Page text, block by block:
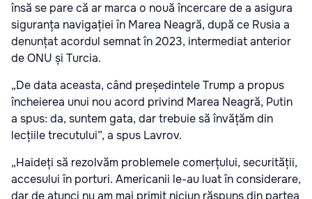
însă se pare că ar marca o nouă încercare de a asigura
siguranța navigației în Marea Neagră, după ce Rusia a
denunțat acordul semnat în 2023, intermediat anterior
de ONU și Turcia.
„De data aceasta, când președintele Trump a propus
încheierea unui nou acord privind Marea Neagră, Putin
a spus: da, suntem gata, dar trebuie să învățăm din
lecțiile trecutului”, a spus Lavrov.
„Haideți să rezolvăm problemele comerțului, securității,
accesului în porturi. Americanii le-au luat în considerare,
dar de atunci nu am mai primit niciun răspuns din partea